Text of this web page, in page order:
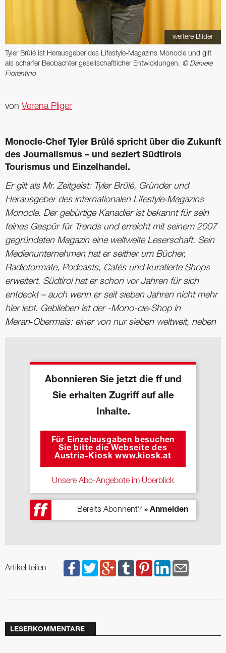
weitere Bilder
Tyler Brûlé ist Herausgeber des Lifestyle‑Magazins Monocle und gilt
als scharfer Beobachter gesellschaftlicher Entwicklungen. © Daniele
Fiorentino
von Verena Pliger
Monocle‑Chef Tyler Brûlé spricht über die Zukunft
des Journalismus – und seziert ­Südtirols
Tourismus und Einzelhandel.
Er gilt als Mr. Zeitgeist: Tyler Brûlé, Gründer und
Herausgeber des internationalen Lifestyle‑Magazins
Monocle. Der gebürtige Kanadier ist bekannt für sein
feines Gespür für Trends und erreicht mit seinem 2007
gegründeten Magazin eine weltweite Leserschaft. Sein
Medienunternehmen hat er seither um Bücher,
Radioformate, Podcasts, Cafés und kuratierte Shops
erweitert. Südtirol hat er schon vor Jahren für sich
entdeckt – auch wenn er seit sieben Jahren nicht mehr
hier lebt. Geblieben ist der -Mono-cle‑Shop in
Meran‑Obermais: einer von nur sieben weltweit, neben
Abonnieren Sie jetzt die ff und
Sie erhalten Zugriff auf alle
Inhalte.
Für Einzelausgaben besuchen
Sie bitte die Webseite des
Austria-Kiosk www.kiosk.at
Unsere Abo-Angebote im Überblick
Bereits Abonnent? » Anmelden
Artikel teilen
LESERKOMMENTARE